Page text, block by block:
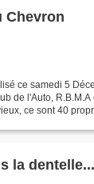
Chevron
ce samedi 5
de l'Auto,
ce sont 40
la